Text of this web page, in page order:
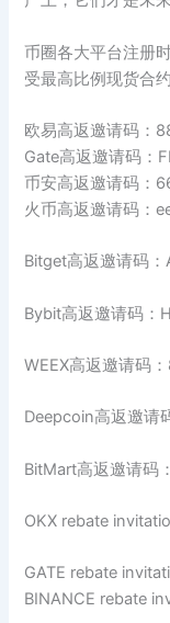
币圈各大平台注册
受最高比例现货合
欧易高返邀请码：
Gate高返邀请码：
币安高返邀请码：
火币高返邀请码：
Bitget高返邀请码
Bybit高返邀请码：
WEEX高返邀请码
Deepcoin高返邀请
BitMart高返邀请码
OKX rebate
GATE rebate
BINANCE rebate